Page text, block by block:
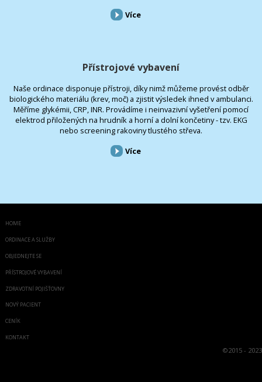
Více
Přístrojové vybavení
Naše ordinace disponuje přístroji, díky nimž můžeme provést odběr
biologického materiálu (krev, moč) a zjistit výsledek ihned v ambulanci.
Měříme glykémii, CRP, INR. Provádíme i neinvazivní vyšetření pomocí
elektrod přiložených na hrudník a horní a dolní končetiny - tzv. EKG
nebo screening rakoviny tlustého střeva.
Více
HOME
ORDINACE A SLUŽBY
OBJEDNEJTE SE
PŘÍSTROJOVÉ VYBAVENÍ
ZDRAVOTNÍ POJIŠŤOVNY
NOVÝ PACIENT
CENÍK
KONTAKT
©2015 - 2023